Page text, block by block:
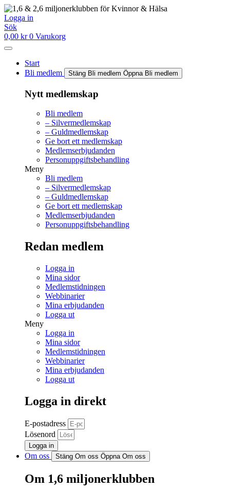
Hoppa
till
innehåll
Logga in
Sök
0,00 kr 0 Varukorg
Start
Bli medlem
Stäng Bli medlem Öppna Bli medlem
Nytt medlemskap
Bli medlem
– Silvermedlemskap
– Guldmedlemskap
Ge bort ett medlemskap
Medlemserbjudanden
Personuppgiftsbehandling
Meny
Bli medlem
– Silvermedlemskap
– Guldmedlemskap
Ge bort ett medlemskap
Medlemserbjudanden
Personuppgiftsbehandling
Redan medlem
Logga in
Mina sidor
Medlemstidningen
Webbinarier
Mina erbjudanden
Logga ut
Meny
Logga in
Mina sidor
Medlemstidningen
Webbinarier
Mina erbjudanden
Logga ut
Logga in direkt
E-postadress
Lösenord
Logga in
Om oss Stäng Om oss Öppna Om oss
Om 1,6 miljonerklubben